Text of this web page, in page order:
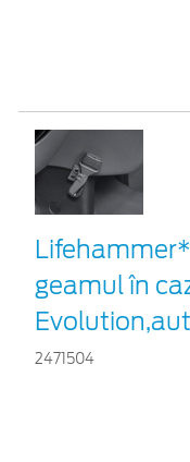
geamul în
2471504